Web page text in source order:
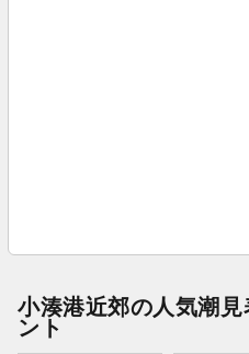
小湊港近郊の人気潮
ント